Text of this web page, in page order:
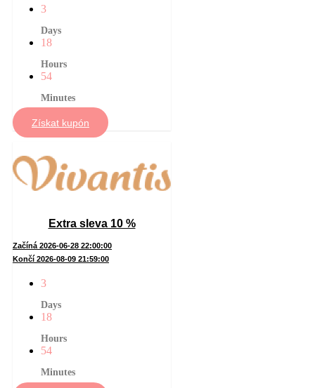
3
Days
18
Hours
54
Minutes
Získat kupón
Extra sleva 10 %
Začíná 2026-06-28 22:00:00
Končí 2026-08-09 21:59:00
3
Days
18
Hours
54
Minutes